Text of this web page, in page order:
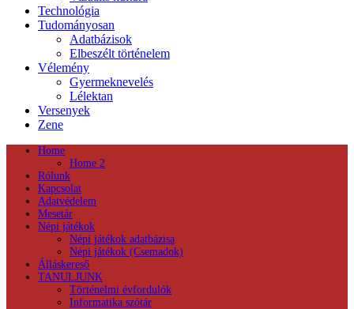
Technológia
Tudományosan
Adatbázisok
Elbeszélt történelem
Vélemény
Gyermeknevelés
Lélektan
Versenyek
Zene
Home
Home 2
Rólunk
Kapcsolat
Adatvédelem
Mesetár
Népi játékok
Népi játékok adatbázisa
Népi játékok (Csemadok)
Álláskereső
TANULJUNK
Történelmi évfordulók
Informatika szótár